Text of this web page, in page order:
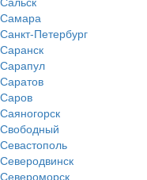
Самара
Санкт-Петербург
Саранск
Сарапул
Саратов
Саров
Саяногорск
Свободный
Севастополь
Северодвинск
Североморск